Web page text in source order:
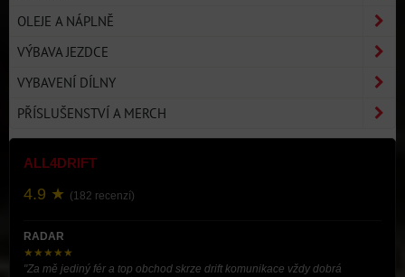
OLEJE A NÁPLNĚ
VÝBAVA JEZDCE
VYBAVENÍ DÍLNY
PŘÍSLUŠENSTVÍ A MERCH
ALL4DRIFT
4.9 ★ (182 recenzí)
RADAR
★★★★★
"Za mě jediný fér a top obchod skrze drift komunikace vždy dobrá